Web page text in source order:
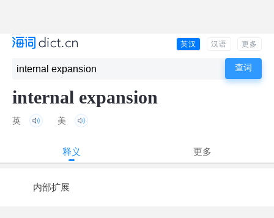
英汉 汉语 更多
internal expansion
英 美
释义 更多
内部扩展